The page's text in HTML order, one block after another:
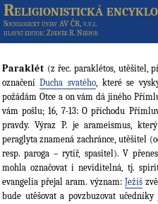
Religionistická
Sociologický ústav AV ČR, v.v.i.
hlavní editor: Zdeněk R. Nešpor
Paraklét (z řec. paraklétos, utěšitel,
označeníDucha svatého, které se
požádám Otce a on vám dá jiného
vám pošlu; 16, 7-13: O příchodu
pravdy. Výraz P. je arameismus,
peraglyta znamená zachránce, utěšitel
resp. paroga – rytíř, spasitel). V
mohla označovat i neviditelná, tj.
evangelia přejal aram. význam:Ježíš
bude utěšovat a povzbuzovat